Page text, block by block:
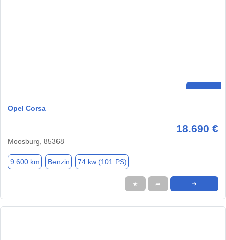
Opel Corsa
18.690 €
Moosburg, 85368
9.600 km Benzin 74 kw (101 PS)
★ ➦ ➜